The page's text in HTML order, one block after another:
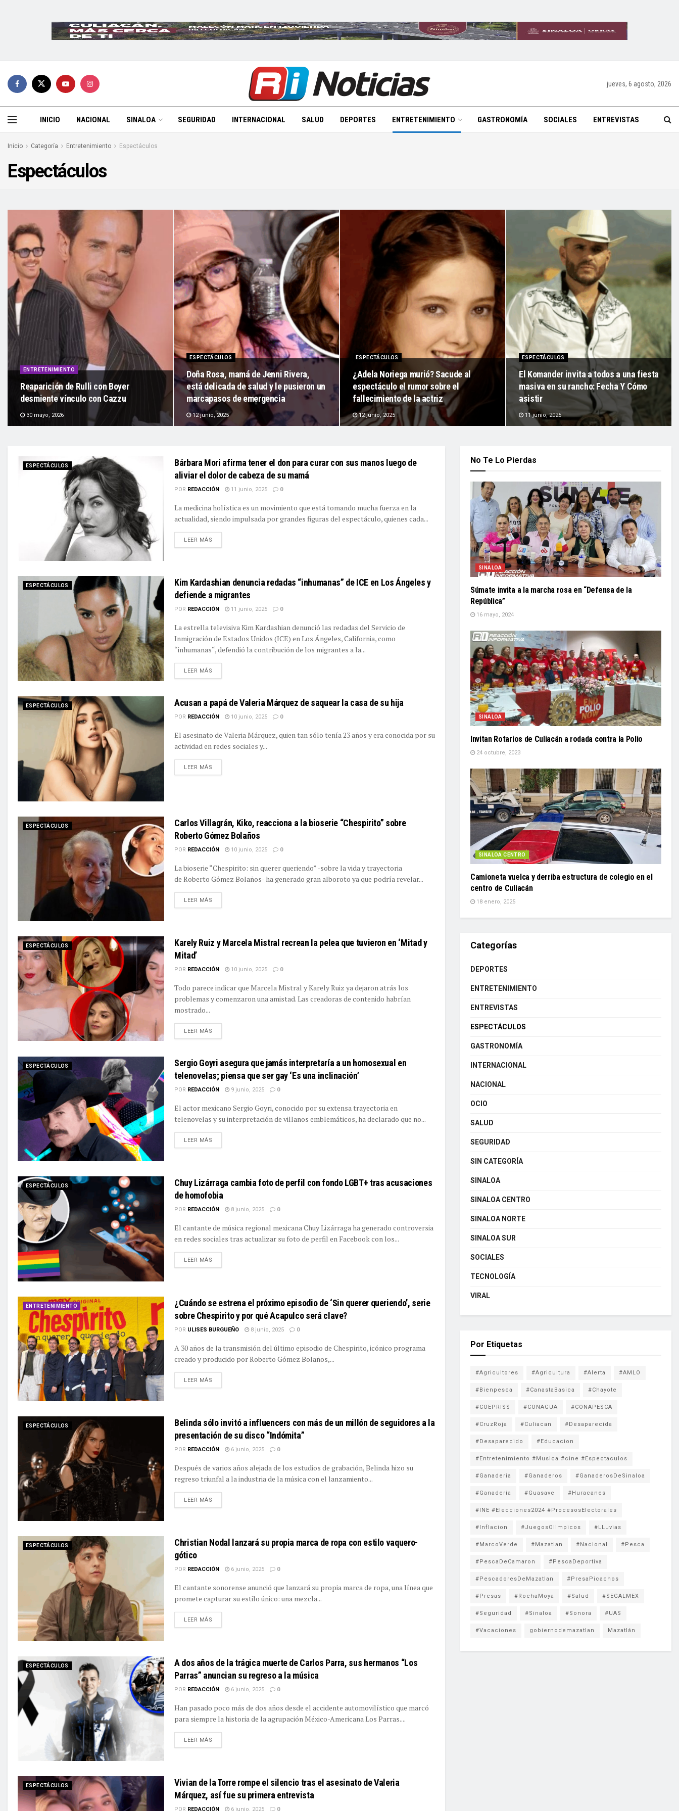
jueves, 6 agosto, 2026
INICIO NACIONAL SINALOA SEGURIDAD INTERNACIONAL SALUD DEPORTES ENTRETENIMIENTO GASTRONOMÍA SOCIALES ENTREVISTAS
Inicio Categoría Entretenimiento Espectáculos
Espectáculos
ENTRETENIMIENTO
Reaparición de Rulli con Boyer
desmiente vínculo con Cazzu
30 mayo, 2026
ESPECTÁCULOS
Doña Rosa, mamá de Jenni Rivera,
está delicada de salud y le pusieron un
marcapasos de emergencia
12 junio, 2025
ESPECTÁCULOS
¿Adela Noriega murió? Sacude al
espectáculo el rumor sobre el
fallecimiento de la actriz
12 junio, 2025
ESPECTÁCULOS
El Komander invita a todos a una fiesta
masiva en su rancho: Fecha Y Cómo
asistir
11 junio, 2025
ESPECTÁCULOS
Bárbara Mori afirma tener el don para curar con sus manos luego de
aliviar el dolor de cabeza de su mamá
POR REDACCIÓN 11 junio, 2025 0
La medicina holística es un movimiento que está tomando mucha fuerza en la
actualidad, siendo impulsada por grandes figuras del espectáculo, quienes cada...
LEER MÁS
ESPECTÁCULOS
Kim Kardashian denuncia redadas “inhumanas” de ICE en Los Ángeles y
defiende a migrantes
POR REDACCIÓN 11 junio, 2025 0
La estrella televisiva Kim Kardashian denunció las redadas del Servicio de
Inmigración de Estados Unidos (ICE) en Los Ángeles, California, como
“inhumanas“, defendió la contribución de los migrantes a la...
LEER MÁS
ESPECTÁCULOS Acusan a papá de Valeria Márquez de saquear la casa de su hija
POR REDACCIÓN 10 junio, 2025 0
El asesinato de Valeria Márquez, quien tan sólo tenía 23 años y era conocida por su
actividad en redes sociales y...
LEER MÁS
ESPECTÁCULOS
Carlos Villagrán, Kiko, reacciona a la bioserie “Chespirito” sobre
Roberto Gómez Bolaños
POR REDACCIÓN 10 junio, 2025 0
La bioserie “Chespirito: sin querer queriendo” -sobre la vida y trayectoria
de Roberto Gómez Bolaños- ha generado gran alboroto ya que podría revelar...
LEER MÁS
ESPECTÁCULOS
Karely Ruiz y Marcela Mistral recrean la pelea que tuvieron en ‘Mitad y
Mitad’
POR REDACCIÓN 10 junio, 2025 0
Todo parece indicar que Marcela Mistral y Karely Ruiz ya dejaron atrás los
problemas y comenzaron una amistad. Las creadoras de contenido habrían
mostrado...
LEER MÁS
ESPECTÁCULOS
Sergio Goyri asegura que jamás interpretaría a un homosexual en
telenovelas; piensa que ser gay ‘Es una inclinación’
POR REDACCIÓN 9 junio, 2025 0
El actor mexicano Sergio Goyri, conocido por su extensa trayectoria en
telenovelas y su interpretación de villanos emblemáticos, ha declarado que no...
LEER MÁS
ESPECTÁCULOS
Chuy Lizárraga cambia foto de perfil con fondo LGBT+ tras acusaciones
de homofobia
POR REDACCIÓN 8 junio, 2025 0
El cantante de música regional mexicana Chuy Lizárraga ha generado controversia
en redes sociales tras actualizar su foto de perfil en Facebook con los...
LEER MÁS
ENTRETENIMIENTO
¿Cuándo se estrena el próximo episodio de ‘Sin querer queriendo’, serie
sobre Chespirito y por qué Acapulco será clave?
POR ULISES BURGUEÑO 8 junio, 2025 0
A 30 años de la transmisión del último episodio de Chespirito, icónico programa
creado y producido por Roberto Gómez Bolaños,...
LEER MÁS
ESPECTÁCULOS
Belinda sólo invitó a influencers con más de un millón de seguidores a la
presentación de su disco “Indómita”
POR REDACCIÓN 6 junio, 2025 0
Después de varios años alejada de los estudios de grabación, Belinda hizo su
regreso triunfal a la industria de la música con el lanzamiento...
LEER MÁS
ESPECTÁCULOS
Christian Nodal lanzará su propia marca de ropa con estilo vaquero-
gótico
POR REDACCIÓN 6 junio, 2025 0
El cantante sonorense anunció que lanzará su propia marca de ropa, una línea que
promete capturar su estilo único: una mezcla...
LEER MÁS
ESPECTÁCULOS
A dos años de la trágica muerte de Carlos Parra, sus hermanos “Los
Parras” anuncian su regreso a la música
POR REDACCIÓN 6 junio, 2025 0
Han pasado poco más de dos años desde el accidente automovilístico que marcó
para siempre la historia de la agrupación México-Americana Los Parras....
LEER MÁS
ESPECTÁCULOS
Vivian de la Torre rompe el silencio tras el asesinato de Valeria
Márquez, así fue su primera entrevista
POR REDACCIÓN 6 junio, 2025 0
No Te Lo Pierdas
SINALOA
Súmate invita a la marcha rosa en “Defensa de la
República”
16 mayo, 2024
SINALOA
Invitan Rotarios de Culiacán a rodada contra la Polio
24 octubre, 2023
SINALOA CENTRO
Camioneta vuelca y derriba estructura de colegio en el
centro de Culiacán
18 enero, 2025
Categorías
DEPORTES
ENTRETENIMIENTO
ENTREVISTAS
ESPECTÁCULOS
GASTRONOMÍA
INTERNACIONAL
NACIONAL
OCIO
SALUD
SEGURIDAD
SIN CATEGORÍA
SINALOA
SINALOA CENTRO
SINALOA NORTE
SINALOA SUR
SOCIALES
TECNOLOGÍA
VIRAL
Por Etiquetas
#Agricultores #Agricultura #Alerta #AMLO
#Bienpesca #CanastaBasica #Chayote
#COEPRISS #CONAGUA #CONAPESCA
#CruzRoja #Culiacan #Desaparecida
#Desaparecido #Educacion
#Entretenimiento #Musica #cine #Espectaculos
#Ganaderia #Ganaderos #GanaderosDeSinaloa
#Ganadería #Guasave #Huracanes
#INE #Elecciones2024 #ProcesosElectorales
#Inflacion #JuegosOlimpicos #LLuvias
#MarcoVerde #Mazatlan #Nacional #Pesca
#PescaDeCamaron #PescaDeportiva
#PescadoresDeMazatlan #PresaPicachos
#Presas #RochaMoya #Salud #SEGALMEX
#Seguridad #Sinaloa #Sonora #UAS
#Vacaciones gobiernodemazatlan Mazatlán